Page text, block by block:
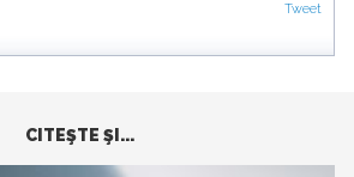
Tweet
CITEŞTE ŞI...